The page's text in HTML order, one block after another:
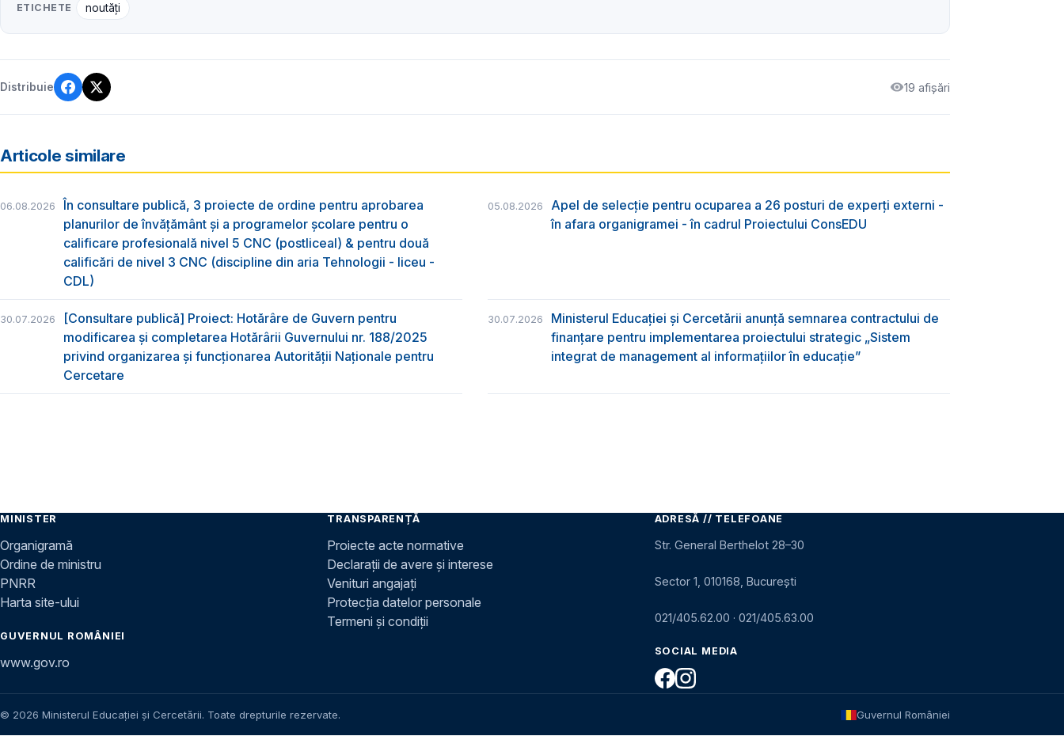
ETICHETE noutăți
Distribuie 19 afișări
Articole similare
06.08.2026
În consultare publică, 3 proiecte de ordine pentru aprobarea
planurilor de învățământ și a programelor școlare pentru o
calificare profesională nivel 5 CNC (postliceal) & pentru două
calificări de nivel 3 CNC (discipline din aria Tehnologii - liceu -
CDL)
05.08.2026
Apel de selecție pentru ocuparea a 26 posturi de experți externi -
în afara organigramei - în cadrul Proiectului ConsEDU
30.07.2026
[Consultare publică] Proiect: Hotărâre de Guvern pentru
modificarea și completarea Hotărârii Guvernului nr. 188/2025
privind organizarea şi funcţionarea Autorităţii Naţionale pentru
Cercetare
30.07.2026
Ministerul Educației și Cercetării anunță semnarea contractului de
finanțare pentru implementarea proiectului strategic „Sistem
integrat de management al informațiilor în educație”
MINISTER
Organigramă
Ordine de ministru
PNRR
Harta site-ului
GUVERNUL ROMÂNIEI
www.gov.ro
TRANSPARENȚĂ
Proiecte acte normative
Declarații de avere și interese
Venituri angajați
Protecția datelor personale
Termeni și condiții
ADRESĂ // TELEFOANE
Str. General Berthelot 28–30
Sector 1, 010168, București
021/405.62.00 · 021/405.63.00
SOCIAL MEDIA
© 2026 Ministerul Educației și Cercetării. Toate drepturile rezervate. Guvernul României